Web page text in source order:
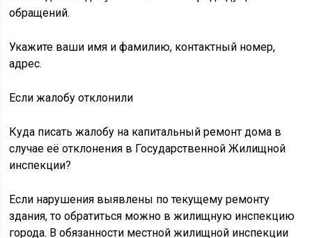
обращений.
Укажите ваши имя и фамилию, контактный номер,
адрес.
Если жалобу отклонили
Куда писать жалобу на капитальный ремонт дома в
случае её отклонения в Государственной Жилищной
инспекции?
Если нарушения выявлены по текущему ремонту
здания, то обратиться можно в жилищную инспекцию
города. В обязанности местной жилищной инспекции